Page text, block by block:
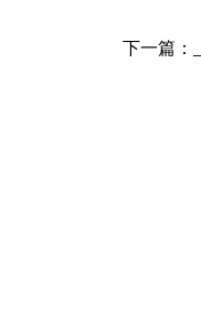
下一篇：